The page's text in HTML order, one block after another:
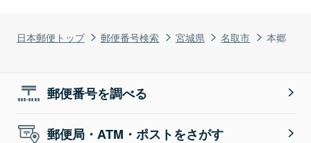
日本郵便トップ 郵便番号検索 宮城県 名取市 本郷
郵便番号を調べる
郵便局・ATM・ポストをさがす